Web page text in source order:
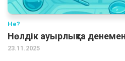
Не?
Нөлдік ауырлықта
23.11.2025